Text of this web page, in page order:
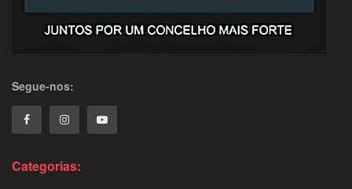
Segue-nos:
Categorias: